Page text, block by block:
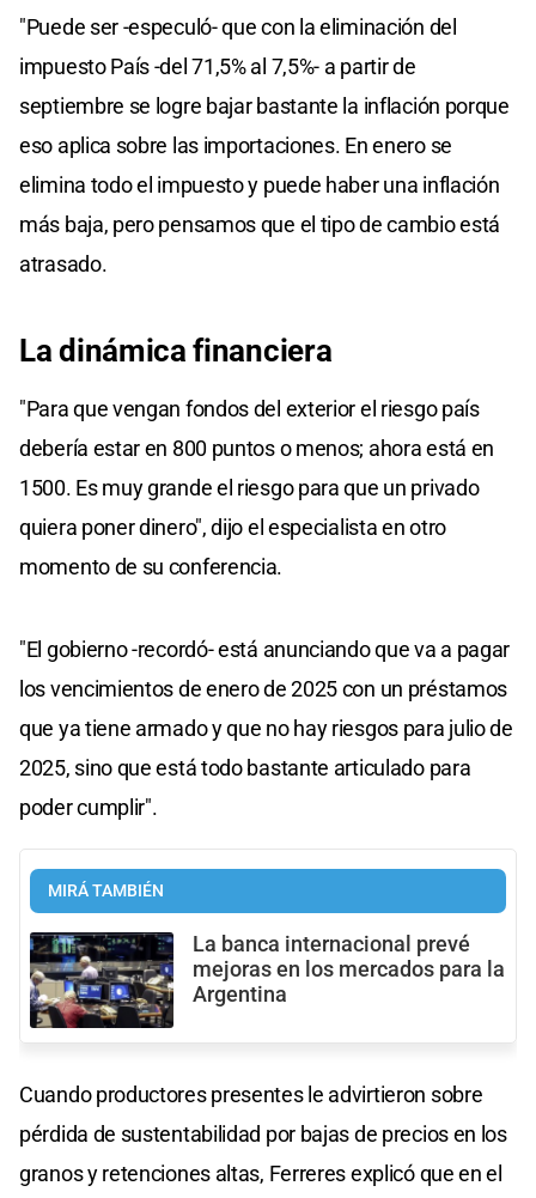
"Puede ser -especuló- que con la eliminación del
impuesto País -del 71,5% al 7,5%- a partir de
septiembre se logre bajar bastante la inflación porque
eso aplica sobre las importaciones. En enero se
elimina todo el impuesto y puede haber una inflación
más baja, pero pensamos que el tipo de cambio está
atrasado.
La dinámica financiera
"Para que vengan fondos del exterior el riesgo país
debería estar en 800 puntos o menos; ahora está en
1500. Es muy grande el riesgo para que un privado
quiera poner dinero", dijo el especialista en otro
momento de su conferencia.
"El gobierno -recordó- está anunciando que va a pagar
los vencimientos de enero de 2025 con un préstamos
que ya tiene armado y que no hay riesgos para julio de
2025, sino que está todo bastante articulado para
poder cumplir".
MIRÁ TAMBIÉN
La banca internacional prevé
mejoras en los mercados para la
Argentina
Cuando productores presentes le advirtieron sobre
pérdida de sustentabilidad por bajas de precios en los
granos y retenciones altas, Ferreres explicó que en el